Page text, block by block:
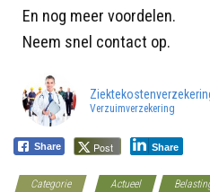
En nog meer voordelen.
Neem snel contact op.
Verzuimverzekering
Share Post Share
Categorie Actueel